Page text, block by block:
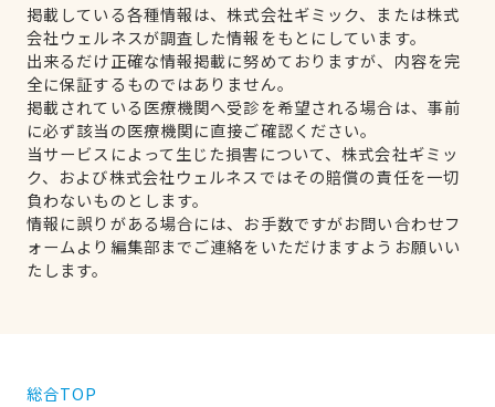
掲載している各種情報は、株式会社ギミック、または株式
会社ウェルネスが調査した情報をもとにしています。
出来るだけ正確な情報掲載に努めておりますが、内容を完
全に保証するものではありません。
掲載されている医療機関へ受診を希望される場合は、事前
に必ず該当の医療機関に直接ご確認ください。
当サービスによって生じた損害について、株式会社ギミッ
ク、および株式会社ウェルネスではその賠償の責任を一切
負わないものとします。
情報に誤りがある場合には、お手数ですがお問い合わせフ
ォームより編集部までご連絡をいただけますようお願いい
たします。
総合TOP